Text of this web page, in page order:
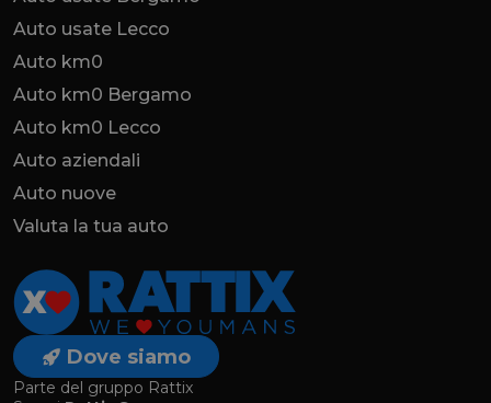
Auto usate Lecco
Auto km0
Auto km0 Bergamo
Auto km0 Lecco
Auto aziendali
Auto nuove
Valuta la tua auto
Dove siamo
Parte del gruppo Rattix